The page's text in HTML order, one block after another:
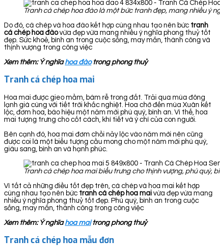
Tranh cá chép hoa đào là một bức tranh đẹp, mang nhiều ý
Do đó, cá chép và hoa đào kết hợp cùng nhau tạo nên bức tranh
cá chép hoa đàovừa đẹp vừa mang nhiều ý nghĩa phong thuỷ tốt
đẹp. Sức khoẻ, bình an trong cuộc sống, may mắn, thành công và
thịnh vượng trong công việc
Xem thêm: Ý nghĩahoa đàotrong phong thuỷ
Tranh cá chép hoa mai
Hoa mai được gieo mầm, bám rễ trong đất. Trải qua mùa đông
lạnh giá cùng với tiết trời khắc nghiệt. Hoa chờ đến mùa Xuân kết
lộc, đơm hoa, báo hiệu một năm mới phú quý, bình an. Vì thế, hoa
mai tượng trưng cho cốt cách, khí tiết và ý chí của con người.
Bên cạnh đó, hoa mai đơm chồi nảy lộc vào năm mới nên cũng
được coi là một biểu tượng cầu mong cho một năm mới phú quý,
giàu sang, bình an và hạnh phúc.
Tranh cá chép hoa mai biểu trưng cho thịnh vượng, phú quý,
Vì tất cả những điều tốt đẹp trên, cá chép và hoa mai kết hợp
cùng nhau tạo nên bức tranh cá chép hoa mai vừa đẹp vừa mang
nhiều ý nghĩa phong thuỷ tốt đẹp. Phú quý, bình an trong cuộc
sống, may mắn, thành công trong công việc
Xem thêm: Ý nghĩahoa maitrong phong thuỷ
Tranh cá chép hoa mẫu đơn